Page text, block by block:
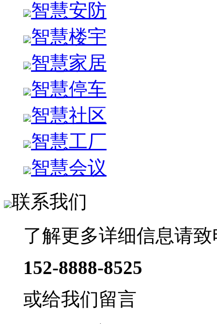
智慧安防
智慧楼宇
智慧家居
智慧停车
智慧社区
智慧工厂
智慧会议
联系我们
了解更多详细信息请致
152-8888-8525
或给我们留言